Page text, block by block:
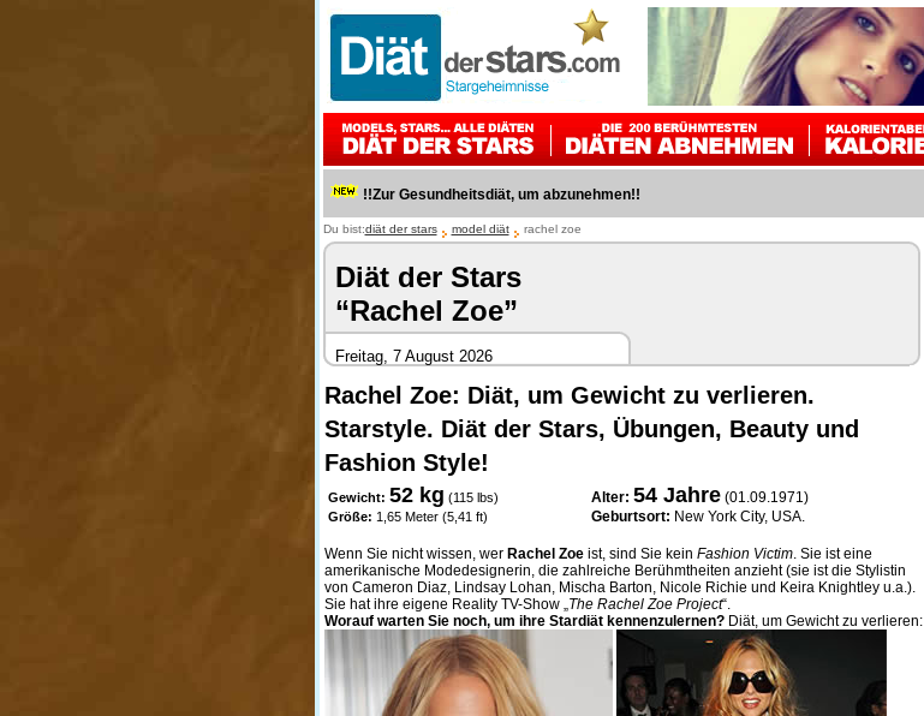
!!Zur Gesundheitsdiät, um abzunehmen!!
Du bist:diät der stars model diät rachel zoe
Diät der Stars
“Rachel Zoe”
Freitag, 7 August 2026
Rachel Zoe: Diät, um Gewicht zu verlieren.
Starstyle. Diät der Stars, Übungen, Beauty und
Fashion Style!
Gewicht: 52 kg (115 lbs)
Größe: 1,65 Meter (5,41 ft)
Alter: 54 Jahre (01.09.1971)
Geburtsort: New York City, USA.
Wenn Sie nicht wissen, wer Rachel Zoe ist, sind Sie kein Fashion Victim. Sie ist eine
amerikanische Modedesignerin, die zahlreiche Berühmtheiten anzieht (sie ist die Stylistin
von Cameron Diaz, Lindsay Lohan, Mischa Barton, Nicole Richie und Keira Knightley u.a.).
Sie hat ihre eigene Reality TV-Show „The Rachel Zoe Project“.
Worauf warten Sie noch, um ihre Stardiät kennenzulernen? Diät, um Gewicht zu verlieren: